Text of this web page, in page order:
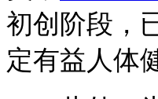
初创阶段，
定有益人体